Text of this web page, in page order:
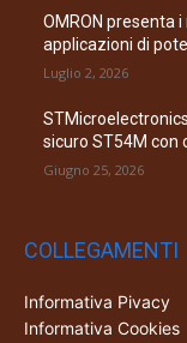
OMRON presenta
applicazioni di
Luglio 2, 2026
sicuro ST54M
Giugno 25, 2026
COLLEGAMENTI
Informativa Pivacy
Informativa Cookies